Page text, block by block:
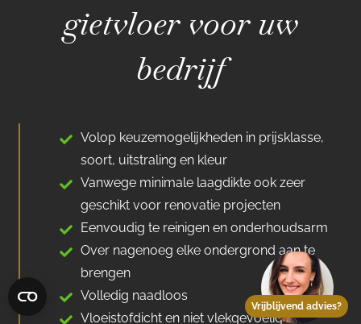
gietvloer voor uw
bedrijf
Volop keuzemogelijkheden in prijsklasse,
soort, uitstraling en kleur
Vanwege minimale laagdikte ook zeer
geschikt voor renovatie projecten
Eenvoudig te reinigen en onderhoudsarm
Over nagenoeg elke ondergrond aan te
brengen
Volledig naadloos
Vloeistofdicht en niet vlekgevoelig
Vrijblijvend advies?